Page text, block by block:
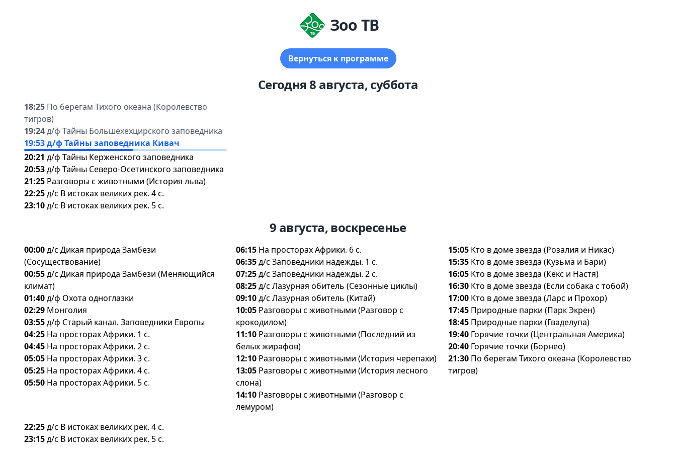
Зоо Т
ернуться к программе
Сегодня 8 августа, суббота
18:25 По берегам Тихого океана (Королевство
тигров)
19:24д/ф Тайны Большехехцирского заповедника
19:53д/ф Тайны заповедника Кивач
20:21 д/ф Тайны Керженского заповедника
20:53д/ф Тайны Северо-Осетинского заповедника
21:25 Разговоры с животными (История льва)
22:25д/с B истоках великих рек. 4 с.
23:10д/с B истоках великих рек. 5 с.
9 августа, воскресенье
00:00д/с Дикая природа Замбези
(Сосуществование)
00:55д/с Дикая природа Замбези (Меняющийся
климат)
01:40д/ф Охота одноглазки
02:29 Монголия
03:55д/ф Старый канал. Заповедники Европы
04:25 На просторах Африки. 1 с.
04:45 На просторах Африки. 2 с.
05:05 На просторах Африки. 3 с.
05:25 На просторах Африки. 4 с.
05:50 На просторах Африки. 5 с.
06:15 На просторах Африки. 6 с.
06:35д/с Заповедники надежды. 1 с.
07:25д/с Заповедники надежды. 2 с.
08:25д/с Лазурная обитель (Сезонные циклы)
09:10д/с Лазурная обитель (Китай)
10:05 Разговоры с животными (Разговор с
крокодилом)
11:10 Разговоры с животными (Последний из
елых жирафов)
12:10 Разговоры с животными (История черепахи)
13:05 Разговоры с животными (История лесного
слона)
14:10 Разговоры с животными (Разговор с
лемуром)
15:05 Кто в доме звезда (Розалия и Никас)
15:35 Кто в доме звезда (Кузьма и Бари)
16:05 Кто в доме звезда (Кекс и Настя)
16:30 Кто в доме звезда (Если собака с тобой)
17:00 Кто в доме звезда (Ларс и Прохор)
17:45 Природные парки (Парк Экрен)
18:45 Природные парки (Гваделупа)
19:40 Горячие точки (Центральная Америка)
20:40 Горячие точки (Борнео)
21:30 По берегам Тихого океана (Королевство
тигров)
22:25д/с B истоках великих рек. 4 с.
23:15д/с B истоках великих рек. 5 с.